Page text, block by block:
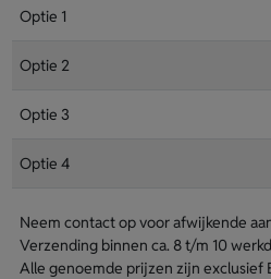
Optie 1
Optie 2
Optie 3
Optie 4
Neem contact op voor afwijkende
Verzending binnen ca. 8 t/m 10
Alle genoemde prijzen zijn exclusief